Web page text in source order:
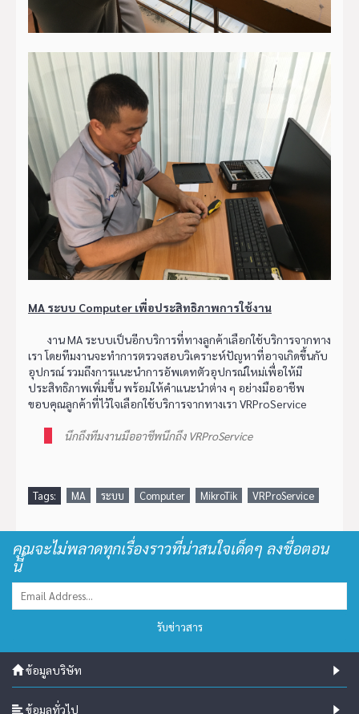
MA ระบบ Computer เพื่อประสิทธิภาพการใช้งาน
งาน MA ระบบเป็นอีกบริการที่ทางลูกค้าเลือกใช้บริการจากทาง
เรา โดยทีมงานจะทำการตรวจสอบวิเคราะห์ปัญหาที่อาจเกิดขึ้นกับ
อุปกรณ์ รวมถึงการแนะนำการอัพเดทตัวอุปกรณ์ใหม่เพื่อให้มี
ประสิทธิภาพเพิ่มขึ้น พร้อมให้คำแนะนำต่าง ๆ อย่างมืออาชีพ
ขอบคุณลูกค้าที่ไว้ใจเลือกใช้บริการจากทางเรา VRProService
นึกถึงทีมงานมืออาชีพนึกถึง VRProService
Tags: MA ระบบ Computer MikroTik VRProService
คุณจะไม่พลาดทุกเรื่องราวที่น่าสนใจเด็ดๆ ลงชื่อตอน
นี้
รับข่าวสาร
ข้อมูลบริษัท
ข้อมูลทั่วไป